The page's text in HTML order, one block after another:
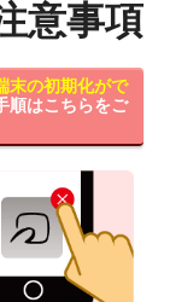
意事項
末の初期化がで
順はこちらをご